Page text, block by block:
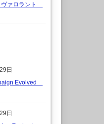
ヴァロラント
日
Evolved
日